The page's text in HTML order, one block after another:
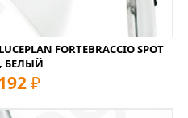
FORTEBRACCIO SPOT
БЕЛЫЙ
руб